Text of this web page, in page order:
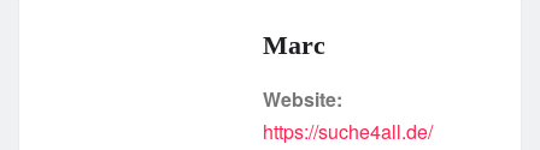
Marc
Website:
https://suche4all.de/